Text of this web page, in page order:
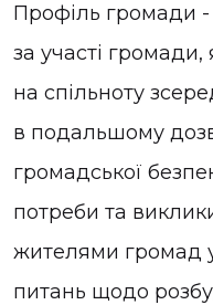
Профіль громади
за участі
на спільноту
в подальшому
громадської
потреби та
жителями громад
питань щодо